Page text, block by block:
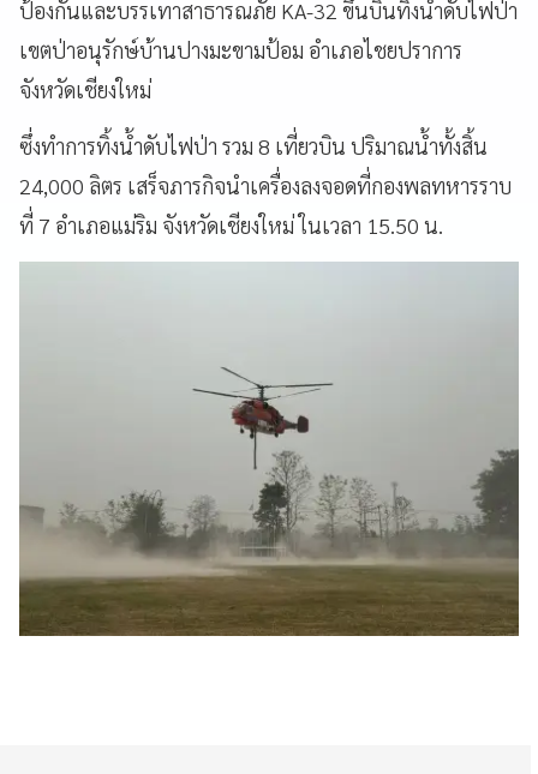
ป้องกันและบรรเทาสาธารณภัย KA-32 ขึ้นบินทิ้งน้ำดับไฟป่า
เขตป่าอนุรักษ์บ้านปางมะขามป้อม อำเภอไชยปราการ
จังหวัดเชียงใหม่
ซึ่งทำการทิ้งน้ำดับไฟป่า รวม 8 เที่ยวบิน ปริมาณน้ำทั้งสิ้น
24,000 ลิตร เสร็จภารกิจนำเครื่องลงจอดที่กองพลทหารราบ
ที่ 7 อำเภอแม่ริม จังหวัดเชียงใหม่ ในเวลา 15.50 น.